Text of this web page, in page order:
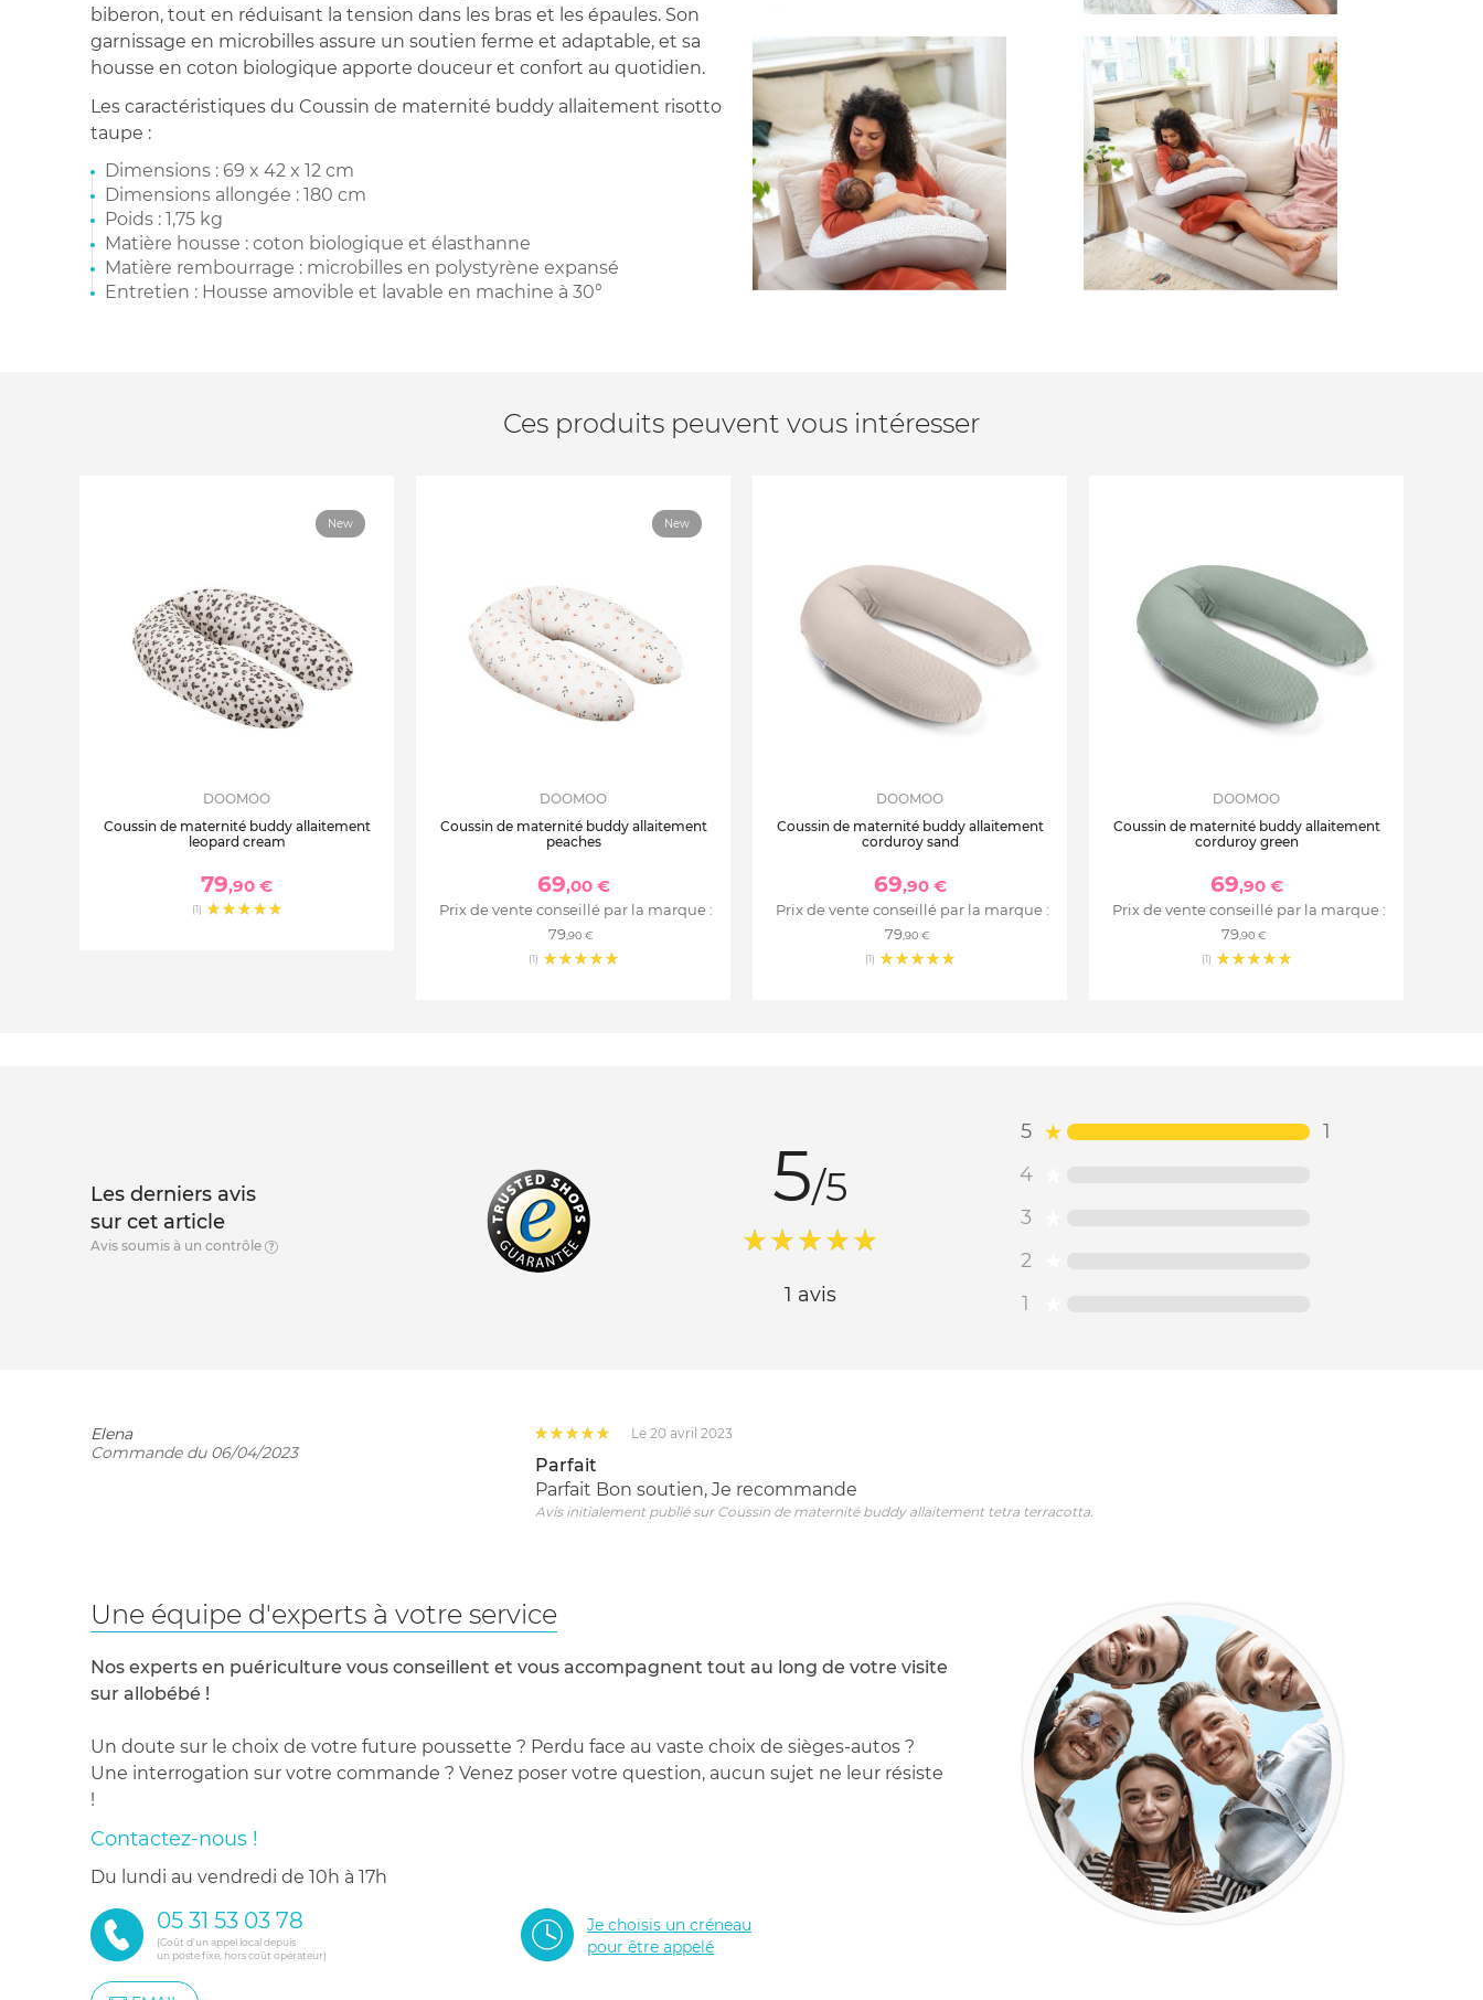
biberon, tout en réduisant la tension dans les bras et les épaules. Son
garnissage en microbilles assure un soutien ferme et adaptable, et sa
housse en coton biologique apporte douceur et confort au quotidien.
Les caractéristiques du Coussin de maternité buddy allaitement risotto
taupe :
Dimensions : 69 x 42 x 12 cm
Dimensions allongée : 180 cm
Poids : 1,75 kg
Matière housse : coton biologique et élasthanne
Matière rembourrage : microbilles en polystyrène expansé
Entretien : Housse amovible et lavable en machine à 30°
Ces produits peuvent vous intéresser
New
DOOMOO
Coussin de maternité buddy allaitement
leopard cream
79,90 €
(1)
New
DOOMOO
Coussin de maternité buddy allaitement
peaches
69,00 €
Prix de vente conseillé par la marque :
79,90 €
(1)
DOOMOO
Coussin de maternité buddy allaitement
corduroy sand
69,90 €
Prix de vente conseillé par la marque :
79,90 €
(1)
DOOMOO
Coussin de maternité buddy allaitement
corduroy green
69,90 €
Prix de vente conseillé par la marque :
79,90 €
(1)
Les derniers avis
sur cet article
Avis soumis à un contrôle
5/5
1 avis
5
1
4
3
2
1
Elena
Commande du 06/04/2023
Le 20 avril 2023
Parfait
Parfait Bon soutien, Je recommande
Avis initialement publié sur Coussin de maternité buddy allaitement tetra terracotta.
Une équipe d'experts à votre service
Nos experts en puériculture vous conseillent et vous accompagnent tout au long de votre visite
sur allobébé !
Un doute sur le choix de votre future poussette ? Perdu face au vaste choix de sièges-autos ?
Une interrogation sur votre commande ? Venez poser votre question, aucun sujet ne leur résiste
!
Contactez-nous !
du lundi au vendredi de 10h à 17h
05 31 53 03 78
(Coût d'un appel local depuis
un poste fixe, hors coût opérateur)
Je choisis un créneau
pour être appelé